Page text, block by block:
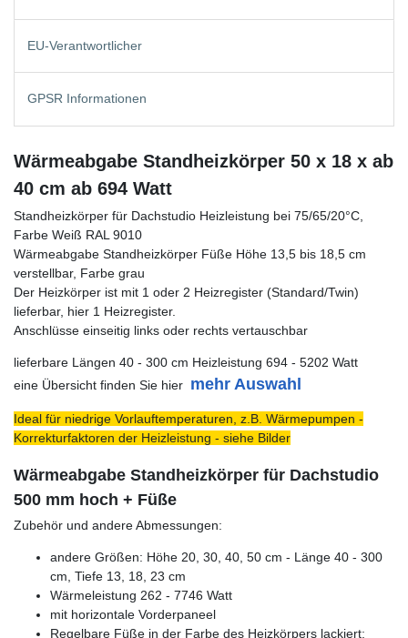
EU-Verantwortlicher
GPSR Informationen
Wärmeabgabe Standheizkörper 50 x 18 x ab
40 cm ab 694 Watt
Standheizkörper für Dachstudio Heizleistung bei 75/65/20°C,
Farbe Weiß RAL 9010
Wärmeabgabe Standheizkörper Füße Höhe 13,5 bis 18,5 cm
verstellbar, Farbe grau
Der Heizkörper ist mit 1 oder 2 Heizregister (Standard/Twin)
lieferbar, hier 1 Heizregister.
Anschlüsse einseitig links oder rechts vertauschbar
lieferbare Längen 40 - 300 cm Heizleistung 694 - 5202 Watt
eine Übersicht finden Sie hier mehr Auswahl
Ideal für niedrige Vorlauftemperaturen, z.B. Wärmepumpen -
Korrekturfaktoren der Heizleistung - siehe Bilder
Wärmeabgabe Standheizkörper für Dachstudio
500 mm hoch + Füße
Zubehör und andere Abmessungen:
andere Größen: Höhe 20, 30, 40, 50 cm - Länge 40 - 300
cm, Tiefe 13, 18, 23 cm
Wärmeleistung 262 - 7746 Watt
mit horizontale Vorderpaneel
Regelbare Füße in der Farbe des Heizkörpers lackiert: